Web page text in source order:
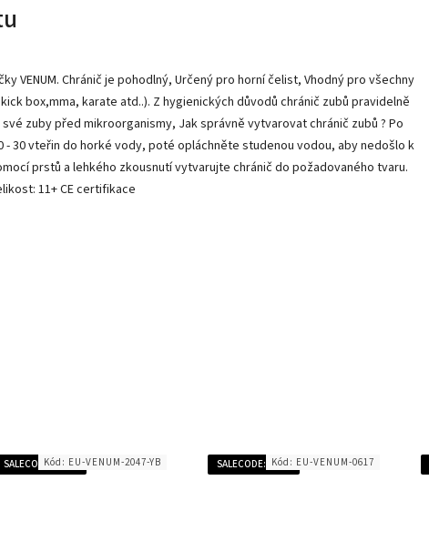
VENUM. Chránič je pohodlný, Určený pro horní čelist, Vhodný pro všechny
box,mma, karate atd..). Z hygienických důvodů chránič zubů pravidelně
zuby před mikroorganismy, Jak správně vytvarovat chránič zubů ? Po
- 30 vteřin do horké vody, poté opláchněte studenou vodou, aby nedošlo k
prstů a lehkého zkousnutí vytvarujte chránič do požadovaného tvaru.
11+ CE certifikace
SALECODE:SALE20:20:%
Kód: EU-VENUM-2047-YB SALECODE:SALE20:20:%
Kód: EU-VENUM-0617